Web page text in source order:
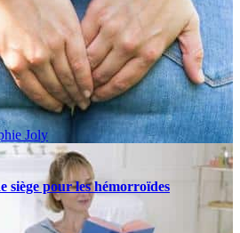
Joly
siège pour les hémorroïdes